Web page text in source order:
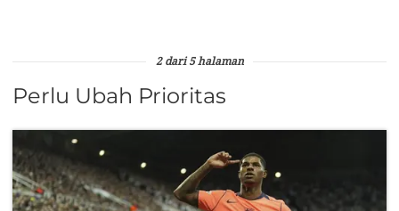
2 dari 5 halaman
Perlu Ubah Prioritas